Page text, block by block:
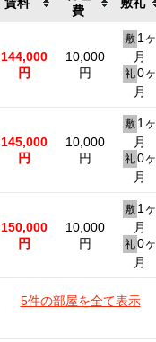
賃料
費
敷礼
144,000
円
10,000
円
敷 1ヶ
月
礼 0ヶ
月
145,000
円
10,000
円
敷 1ヶ
月
礼 0ヶ
月
150,000
円
10,000
円
敷 1ヶ
月
礼 0ヶ
月
5件の部屋を全て表示